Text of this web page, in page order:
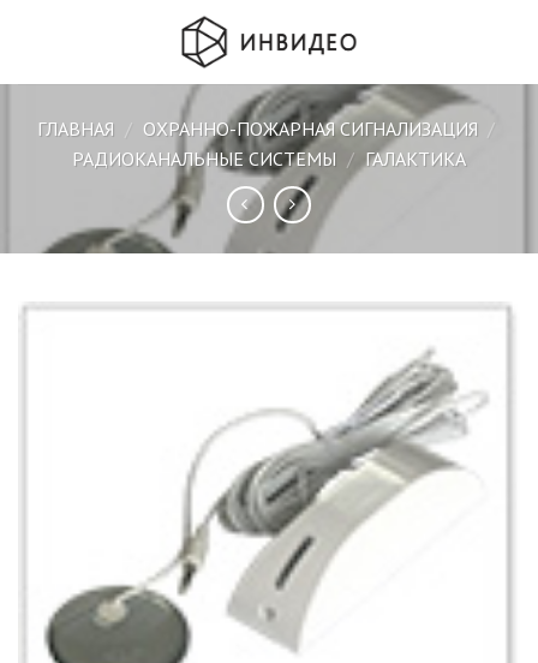
ГЛАВНАЯ / ОХРАННО-ПОЖАРНАЯ СИГНАЛИЗАЦИЯ /
РАДИОКАНАЛЬНЫЕ СИСТЕМЫ / ГАЛАКТИКА